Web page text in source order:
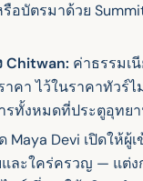
อบัตรมาด้วย
Chitwan: ค่าธรรมเ
าคา ไว้ในราคาทัวร์
รทั้งหมดที่ประตูอุทย
Maya Devi เปิดให้
และใคร่ครวญ — แต่